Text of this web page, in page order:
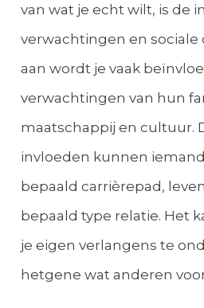
van wat je echt wilt, is de
verwachtingen en sociale
aan wordt je vaak
verwachtingen van hun
maatschappij en cultuur.
invloeden kunnen
bepaald carrièrepad,
bepaald type relatie. Het
je eigen verlangens te
hetgene wat anderen